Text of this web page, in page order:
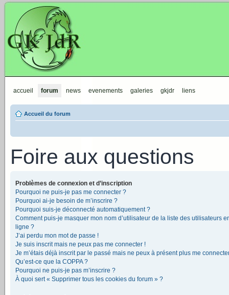
accueil forum news evenements galeries gkjdr liens
Accueil du forum
Foire aux questions
Problèmes de connexion et d’inscription
Pourquoi ne puis-je pas me connecter ?
Pourquoi ai-je besoin de m’inscrire ?
Pourquoi suis-je déconnecté automatiquement ?
Comment puis-je masquer mon nom d’utilisateur de la liste des utilisateurs
ligne ?
J’ai perdu mon mot de passe !
Je suis inscrit mais ne peux pas me connecter !
Je m’étais déjà inscrit par le passé mais ne peux à présent plus me
Qu’est-ce que la COPPA ?
Pourquoi ne puis-je pas m’inscrire ?
À quoi sert « Supprimer tous les cookies du forum » ?